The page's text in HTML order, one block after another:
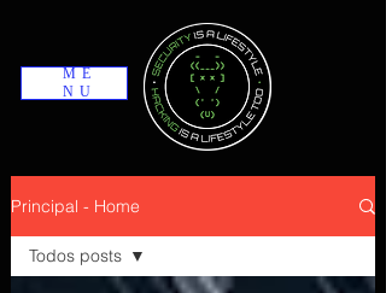
ME
NU
Principal - Home
Todos posts